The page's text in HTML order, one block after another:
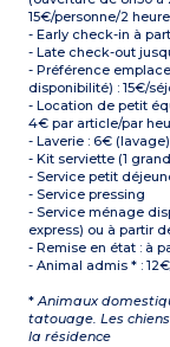
15€/personne/2
- Early check-in à
- Late check-out
- Préférence
disponibilité) : 15€/
- Location de petit
4€ par article/par
- Laverie : 6€
- Kit serviette (1
- Service petit
- Service pressing
- Service ménage
express) ou à partir
- Remise en état : à
- Animal admis * :
*Animaux
tatouage. Les
la résidence